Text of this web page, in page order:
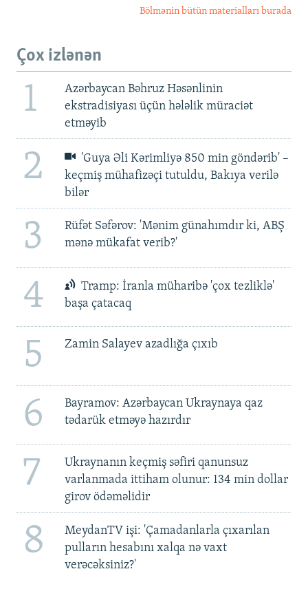
Bölmənin bütün materialları burada
Çox izlənən
1
Azərbaycan Bəhruz Həsənlinin
ekstradisiyası üçün hələlik müraciət
etməyib
2
'Guya Əli Kərimliyə 850 min göndərib' –
keçmiş mühafizəçi tutuldu, Bakıya verilə
bilər
3
Rüfət Səfərov: 'Mənim günahımdır ki, ABŞ
mənə mükafat verib?'
4
Tramp: İranla müharibə 'çox tezliklə'
başa çatacaq
5 Zamin Salayev azadlığa çıxıb
6
Bayramov: Azərbaycan Ukraynaya qaz
tədarük etməyə hazırdır
7
Ukraynanın keçmiş səfiri qanunsuz
varlanmada ittiham olunur: 134 min dollar
girov ödəməlidir
8
MeydanTV işi: 'Çamadanlarla çıxarılan
pulların hesabını xalqa nə vaxt
verəcəksiniz?'